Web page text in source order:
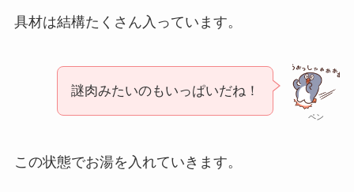
具材は結構たくさん入っています。
ペン
謎肉みたいのもいっぱいだね！
この状態でお湯を入れていきます。